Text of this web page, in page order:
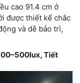
cao 91.4 cm ở
được thiết kế chắc
và dễ bảo trì,
Tiết